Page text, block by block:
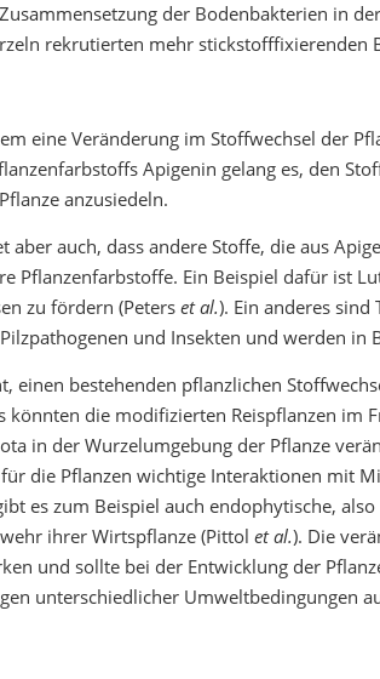
der Bodenbakterien in
rekrutierten mehr stickstofffixierenden
eine Veränderung im Stoffwechsel der
Apigenin gelang es, den
anzusiedeln.
auch, dass andere Stoffe, die aus
Pflanzenfarbstoffe. Ein Beispiel dafür ist
zu fördern (Peterset al.). Ein anderes
und Insekten und werden in
bestehenden pflanzlichen
könnten die modifizierten Reispflanzen
in der Wurzelumgebung der Pflanze
die Pflanzen wichtige Interaktionen mit
es zum Beispiel auch endophytische,
ihrer Wirtspflanze (Pittol et al.). Die
und sollte bei der Entwicklung der
unterschiedlicher Umweltbedingungen